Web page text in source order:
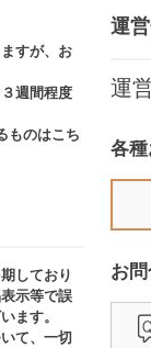
すが、お
週間程度
ものはこち
しており
示等で誤
ます。​
て、一切
運
運
各
お